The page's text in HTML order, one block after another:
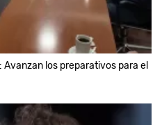
los preparativos para el